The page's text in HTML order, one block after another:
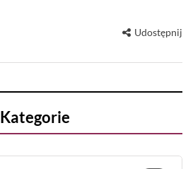
Udostępnij
Kategorie